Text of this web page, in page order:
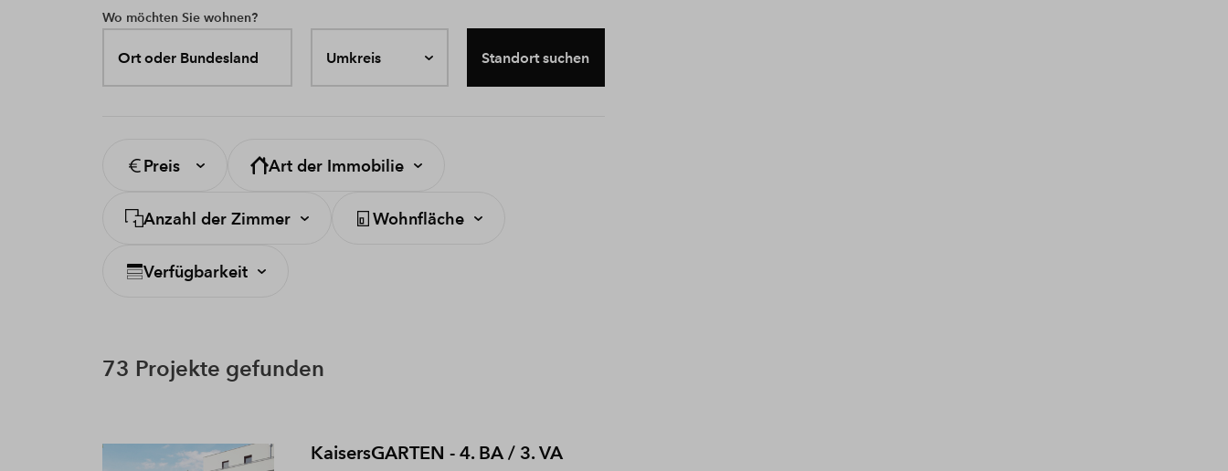
Wo möchten Sie wohnen?
Ort oder Bundesland Umkreis Standort suchen
Preis Art der Immobilie
Anzahl der Zimmer Wohnfläche
Verfügbarkeit
73 Projekte gefunden
KaisersGARTEN - 4. BA / 3. VA